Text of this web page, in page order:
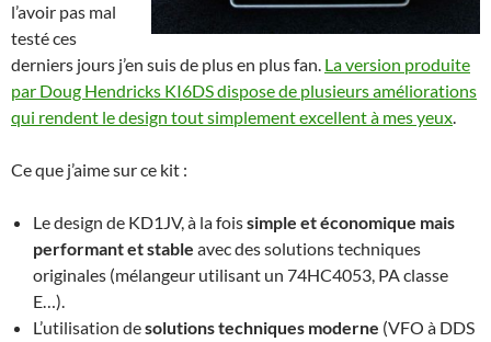
l’avoir pas mal
testé ces
derniers jours j’en suis de plus en plus fan. La version produite
par Doug Hendricks KI6DS dispose de plusieurs améliorations
qui rendent le design tout simplement excellent à mes yeux.
Ce que j’aime sur ce kit :
Le design de KD1JV, à la foissimple et économique mais
performant et stable avec des solutions techniques
originales (mélangeur utilisant un 74HC4053, PA classe
E…).
L’utilisation desolutions techniques moderne (VFO à DDS